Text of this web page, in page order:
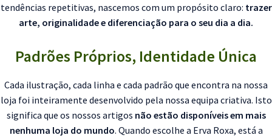
tendências repetitivas, nascemos com um propósito claro: trazer
arte, originalidade e diferenciação para o seu dia a dia.
Padrões Próprios, Identidade Única
Cada ilustração, cada linha e cada padrão que encontra na nossa
loja foi inteiramente desenvolvido pela nossa equipa criativa. Isto
significa que os nossos artigos não estão disponíveis em mais
nenhuma loja do mundo. Quando escolhe a Erva Roxa, está a